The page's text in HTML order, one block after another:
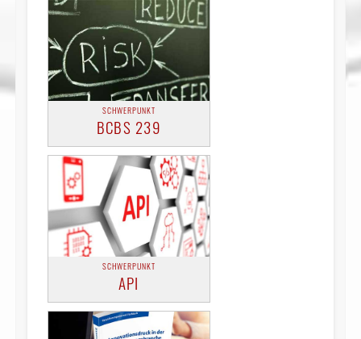
SCHWERPUNKT
BCBS 239
SCHWERPUNKT
API